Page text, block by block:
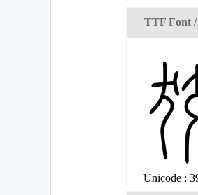
TTF Font
Unicode :